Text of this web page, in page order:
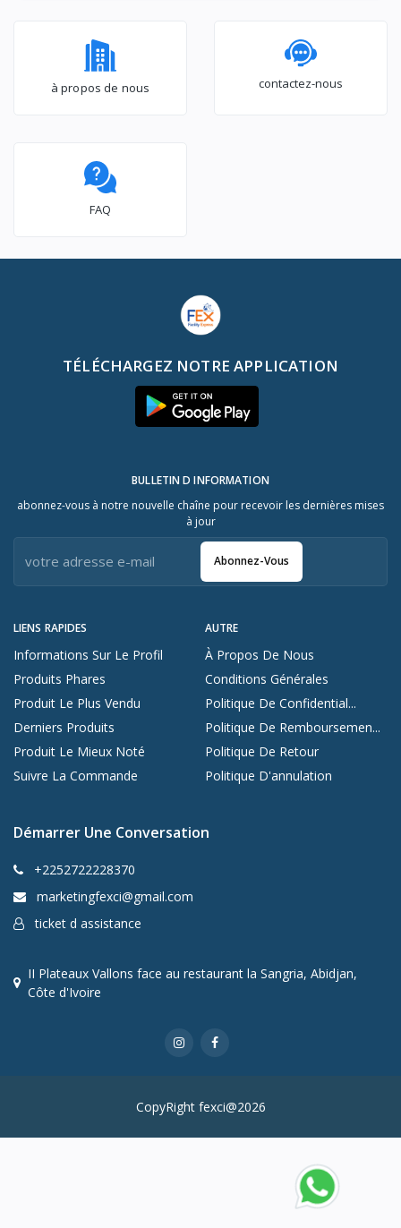
à propos de nous contactez-nous
FAQ
TÉLÉCHARGEZ NOTRE APPLICATION
LIENS RAPIDES
Informations Sur Le Profil
Produits Phares
Produit Le Plus Vendu
Derniers Produits
Produit Le Mieux Noté
Suivre La Commande
AUTRE
À Propos De Nous
Conditions Générales
Politique De Confidential...
Politique De Remboursemen...
Politique De Retour
Politique D'annulation
BULLETIN D INFORMATION
abonnez-vous à notre nouvelle chaîne pour recevoir les dernières mises
à jour
Abonnez-Vous
Démarrer Une Conversation
+2252722228370
marketingfexci@gmail.com
ticket d assistance
II Plateaux Vallons face au restaurant la Sangria, Abidjan,
Côte d'Ivoire
CopyRight fexci@2026